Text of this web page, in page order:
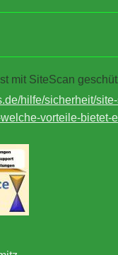
mit SiteScan
hilfe/sicherheit/
vorteile-bietet-